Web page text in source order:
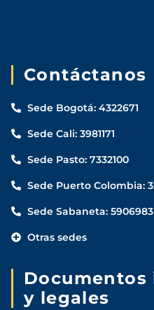
Contáctanos
Sede Bogotá: 4322671
Sede Cali: 3981171
Sede Pasto: 7332100
Sede Puerto Colombia:
Sede Sabaneta: 5906983
Otras sedes
y legales